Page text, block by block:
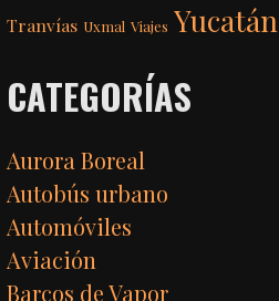
Tranvías Uxmal Viajes Yucatán
CATEGORÍAS
Aurora Boreal
Autobús urbano
Automóviles
Aviación
Barcos de Vapor